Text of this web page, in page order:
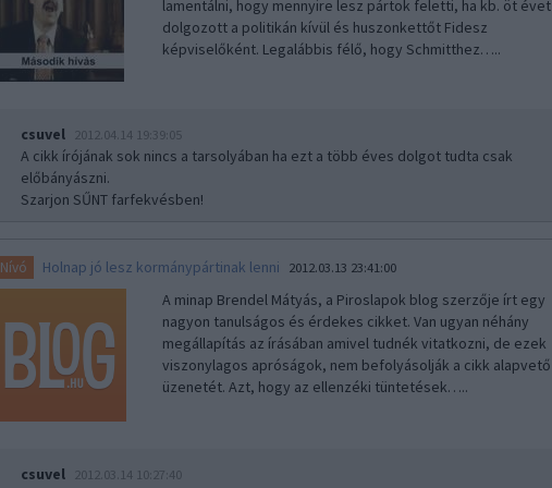
lamentálni, hogy mennyire lesz pártok feletti, ha kb. öt évet
dolgozott a politikán kívül és huszonkettőt Fidesz
képviselőként. Legalábbis félő, hogy Schmitthez…..
csuvel 2012.04.14 19:39:05
A cikk írójának sok nincs a tarsolyában ha ezt a több éves dolgot tudta csak
előbányászni.
Szarjon SŰNT farfekvésben!
Nívó Holnap jó lesz kormánypártinak lenni 2012.03.13 23:41:00
A minap Brendel Mátyás, a Piroslapok blog szerzője írt egy
nagyon tanulságos és érdekes cikket. Van ugyan néhány
megállapítás az írásában amivel tudnék vitatkozni, de ezek
viszonylagos apróságok, nem befolyásolják a cikk alapvető
üzenetét. Azt, hogy az ellenzéki tüntetések…..
csuvel 2012.03.14 10:27:40